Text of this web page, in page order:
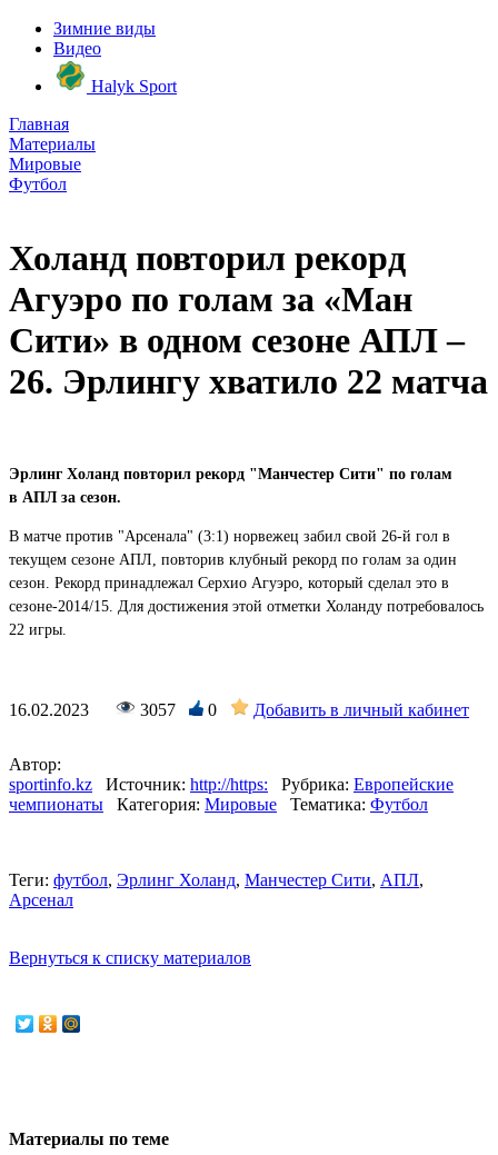
Зимние виды
Видео
Halyk Sport
Главная
Материалы
Мировые
Футбол
Холанд повторил рекорд
Агуэро по голам за «Ман
Сити» в одном сезоне АПЛ –
26. Эрлингу хватило 22 матча
Эрлинг Холанд повторил рекорд "Манчестер Сити" по голам
в АПЛ за сезон.
В матче против "Арсенала" (3:1) норвежец забил свой 26-й гол в
текущем сезоне АПЛ, повторив клубный рекорд по голам за один
сезон. Рекорд принадлежал Серхио Агуэро, который сделал это в
сезоне-2014/15. Для достижения этой отметки Холанду потребовалось
22 игры.
16.02.2023 3057 0 Добавить в личный кабинет
Автор:
sportinfo.kz
Источник: http://https: Рубрика: Европейские
чемпионаты
Категория: Мировые Тематика: Футбол
Теги: футбол, Эрлинг Холанд, Манчестер Сити, АПЛ,
Арсенал
Вернуться к списку материалов
Материалы по теме